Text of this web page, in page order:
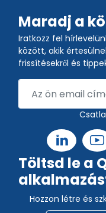
Maradj a
Iratkozz fel
között, akik
frissítésekről és
Töltsd le a
Hozzon létre és